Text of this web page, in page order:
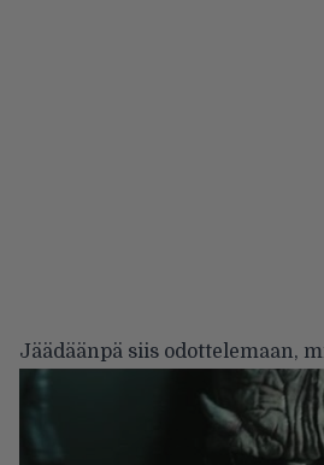
Jäädäänpä siis odottelemaan,